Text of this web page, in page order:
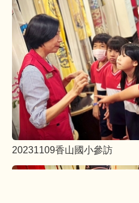
20231109香山國小參訪